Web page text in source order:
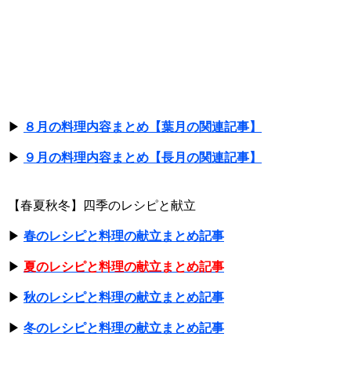
▶ ８月の料理内容まとめ【葉月の関連記事】
▶ ９月の料理内容まとめ【長月の関連記事】
【春夏秋冬】四季のレシピと献立
▶ 春のレシピと料理の献立まとめ記事
▶ 夏のレシピと料理の献立まとめ記事
▶ 秋のレシピと料理の献立まとめ記事
▶ 冬のレシピと料理の献立まとめ記事